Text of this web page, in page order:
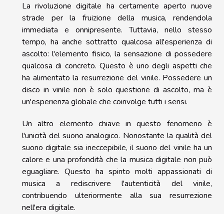
La rivoluzione digitale ha certamente aperto nuove
strade per la fruizione della musica, rendendola
immediata e onnipresente. Tuttavia, nello stesso
tempo, ha anche sottratto qualcosa all'esperienza di
ascolto: l'elemento fisico, la sensazione di possedere
qualcosa di concreto. Questo è uno degli aspetti che
ha alimentato la resurrezione del vinile. Possedere un
disco in vinile non è solo questione di ascolto, ma è
un'esperienza globale che coinvolge tutti i sensi.
Un altro elemento chiave in questo fenomeno è
l'unicità del suono analogico. Nonostante la qualità del
suono digitale sia ineccepibile, il suono del vinile ha un
calore e una profondità che la musica digitale non può
eguagliare. Questo ha spinto molti appassionati di
musica a rediscrivere l'autenticità del vinile,
contribuendo ulteriormente alla sua resurrezione
nell'era digitale.